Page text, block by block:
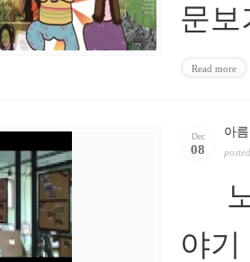
문보
Read more
Dec
08
아
노
야